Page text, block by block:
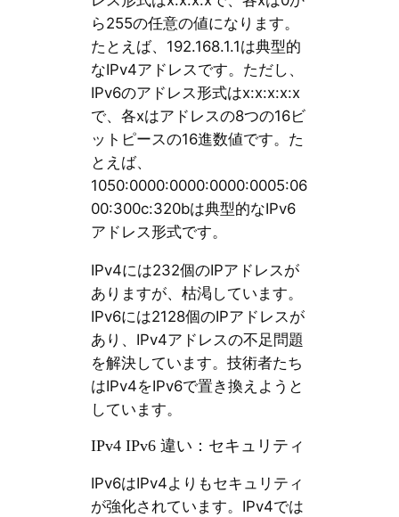
ら255の任意の値になります。
たとえば、192.168.1.1は典型的
なIPv4アドレスです。ただし、
IPv6のアドレス形式はx:x:x:x:x
で、各xはアドレスの8つの16ビ
ットピースの16進数値です。た
とえば、
1050:0000:0000:0000:0005:06
00:300c:320bは典型的なIPv6
アドレス形式です。
IPv4には232個のIPアドレスが
ありますが、枯渇しています。
IPv6には2128個のIPアドレスが
あり、IPv4アドレスの不足問題
を解決しています。技術者たち
はIPv4をIPv6で置き換えようと
しています。
IPv4 IPv6 違い：セキュリティ
IPv6はIPv4よりもセキュリティ
が強化されています。IPv4では